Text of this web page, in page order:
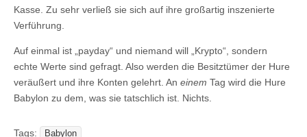
Kasse. Zu sehr verließ sie sich auf ihre großartig inszenierte
Verführung.
Auf einmal ist „payday“ und niemand will „Krypto“, sondern
echte Werte sind gefragt. Also werden die Besitztümer der Hure
veräußert und ihre Konten gelehrt. An einem Tag wird die Hure
Babylon zu dem, was sie tatschlich ist. Nichts.
Tags: Babylon